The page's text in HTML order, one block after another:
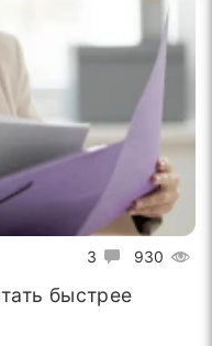
3 930
быстрее